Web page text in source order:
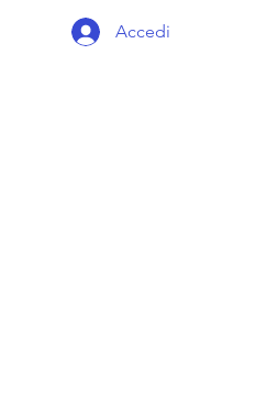
Accedi